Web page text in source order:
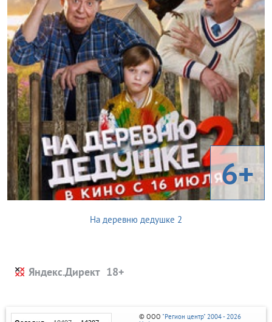
6+
На деревню дедушке 2
Яндекс.Директ
© ООО "Регион центр" 2004 - 2026